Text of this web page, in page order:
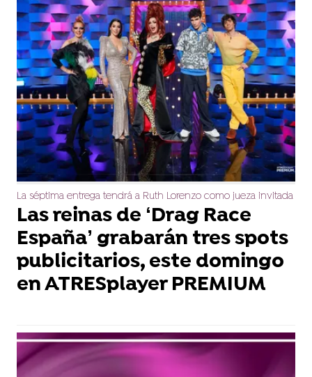
La séptima entrega tendrá a Ruth Lorenzo como jueza invitada
Las reinas de ‘Drag Race
España’ grabarán tres spots
publicitarios, este domingo
en ATRESplayer PREMIUM